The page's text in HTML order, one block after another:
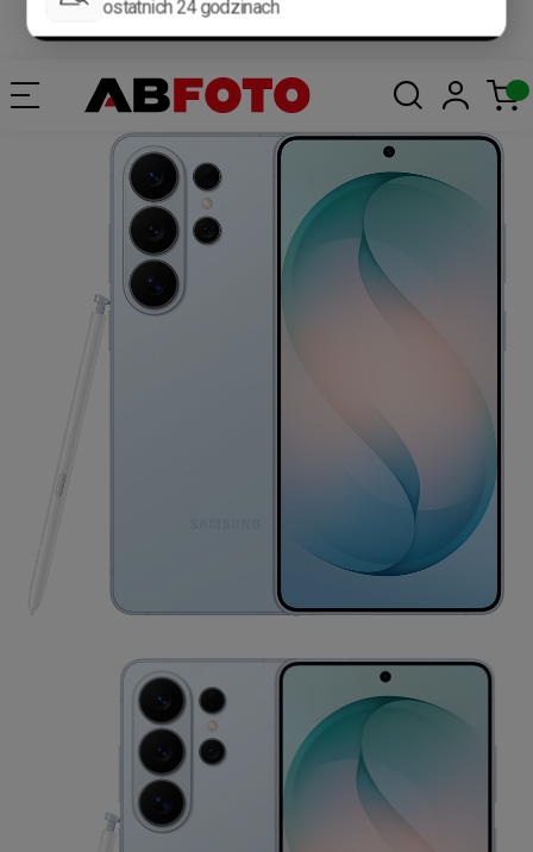
Darmowa dostawa od 400 zł*